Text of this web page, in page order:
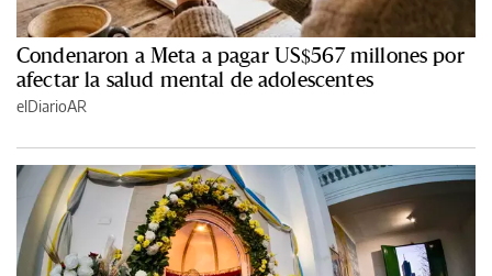
Condenaron a Meta a pagar US$567 millones por
afectar la salud mental de adolescentes
elDiarioAR